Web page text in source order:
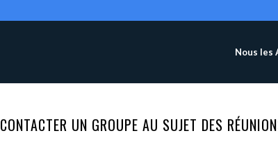
Nous les
CONTACTER UN GROUPE AU SUJET DES